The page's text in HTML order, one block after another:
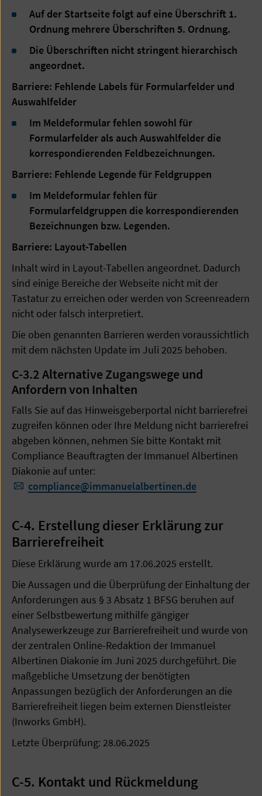
Auf der Startseite folgt auf eine Überschrift 1.
Ordnung mehrere Überschriften 5. Ordnung.
Die Überschriften nicht stringent hierarchisch
angeordnet.
Barriere: Fehlende Labels für Formularfelder und
Auswahlfelder
Im Meldeformular fehlen sowohl für
Formularfelder als auch Auswahlfelder die
korrespondierenden Feldbezeichnungen.
Barriere: Fehlende Legende für Feldgruppen
Im Meldeformular fehlen für
Formularfeldgruppen die korrespondierenden
Bezeichnungen bzw. Legenden.
Barriere: Layout-Tabellen
Inhalt wird in Layout-Tabellen angeordnet. Dadurch
sind einige Bereiche der Webseite nicht mit der
Tastatur zu erreichen oder werden von Screenreadern
nicht oder falsch interpretiert.
Die oben genannten Barrieren werden voraussichtlich
mit dem nächsten Update im Juli 2025 behoben.
C-3.2 Alternative Zugangswege und
Anfordern von Inhalten
Falls Sie auf das Hinweisgeberportal nicht barrierefrei
zugreifen können oder Ihre Meldung nicht barrierefrei
abgeben können, nehmen Sie bitte Kontakt mit
Compliance Beauftragten der Immanuel Albertinen
Diakonie auf unter:
​​​​​​​compliance@immanuelalbertinen.de
C-4. Erstellung dieser Erklärung zur
Barrierefreiheit
Diese Erklärung wurde am 17.06.2025 erstellt.
Die Aussagen und die Überprüfung der Einhaltung der
Anforderungen aus § 3 Absatz 1 BFSG beruhen auf
einer Selbstbewertung mithilfe gängiger
Analysewerkzeuge zur Barrierefreiheit und wurde von
der zentralen Online-Redaktion der Immanuel
Albertinen Diakonie im Juni 2025 durchgeführt. Die
maßgebliche Umsetzung der benötigten
Anpassungen bezüglich der Anforderungen an die
Barrierefreiheit liegen beim externen Dienstleister
(Inworks GmbH).
Letzte Überprüfung: 28.06.2025
C-5. Kontakt und Rückmeldung